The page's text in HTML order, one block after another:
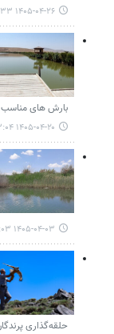
۱۴۰۵-۰۴-۲۶ ۰۹:۳۳
بارش های مناسب
۱۴۰۵-۰۴-۲۰ ۱۳:۰۴
۱۴۰۵-۰۴-۰۳ ۱۵:۰۳
حلقه‌گذاری